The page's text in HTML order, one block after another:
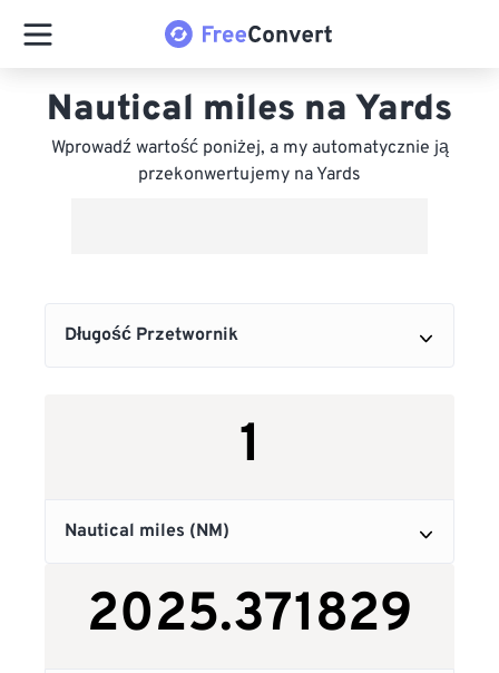
Nautical miles na Yards
Wprowadź wartość poniżej, a my automatycznie ją
przekonwertujemy na Yards